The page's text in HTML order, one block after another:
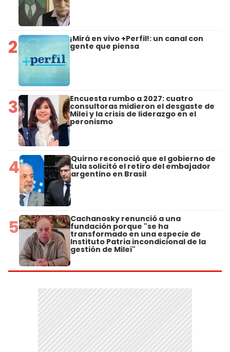
2 ¡Mirá en vivo +Perfil!: un canal con
gente que piensa
3 Encuesta rumbo a 2027: cuatro
consultoras midieron el desgaste de
Milei y la crisis de liderazgo en el
peronismo
4 Quirno reconoció que el gobierno de
Lula solicitó el retiro del embajador
argentino en Brasil
5 Cachanosky renunció a una
fundación porque "se ha
transformado en una especie de
Instituto Patria incondicional de la
gestión de Milei"